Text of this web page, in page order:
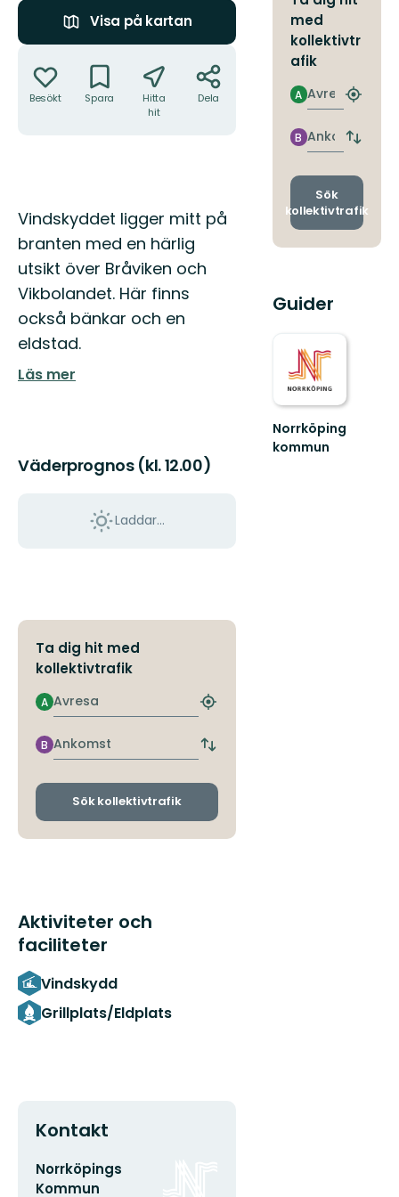
Visa på kartan
Besökt Spara
Hitta
hit
Dela
Beskrivning
Vindskyddet ligger mitt på
branten med en härlig
utsikt över Bråviken och
Vikbolandet. Här finns
också bänkar och en
eldstad.
Läs mer
Väderprognos (kl. 12.00)
Laddar...
Ta dig hit med
kollektivtrafik
Avresa
A
Hitta
hållplats
Ankomst
B
Byt
och
Sök kollektivtrafik
Aktiviteter och
faciliteter
Vindskydd
Grillplats/Eldplats
Kontakt
E-
postadress
Norrköpings
Kommun
med
kollektivtr
afik
Avresa
A
Hitta
Ankomst
B
Byt
och
Sök
kollektivtrafik
Guider
Norrköping
kommun